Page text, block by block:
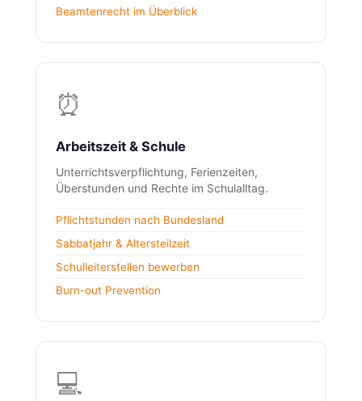
Beamtenrecht im Überblick
⏰
Arbeitszeit & Schule
Unterrichtsverpflichtung, Ferienzeiten,
Überstunden und Rechte im Schulalltag.
Pflichtstunden nach Bundesland
Sabbatjahr & Altersteilzeit
Schulleiterstellen bewerben
Burn-out Prevention
💻